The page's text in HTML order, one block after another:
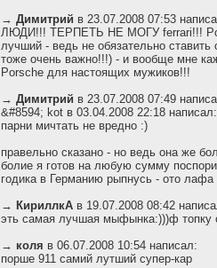
→ Димитрий в 23.07.2008 07:53
ЛЮДИ!!! ТЕРПЕТЬ НЕ МОГУ ferrari!!!
лучший - ведь не обязательно
тоже очень важно!!!) - и вообще мне
Porsche для настоящих мужиков!!!
→ Димитрий в 23.07.2008 07:49
&#8594; kot в 03.04.2008 22:18 написал:
парни мичтать не вредно :)
правельно сказано - но ведь она же
болие я готов на любую сумму
годика в Германию рыпнусь - ото лафа
→ КириллкА в 19.07.2008 08:42
эть самая лучшая мыфынка:)))ф топку
→ коля в 06.07.2008 10:54 написал:
порше 911 самий лутший супер-кар